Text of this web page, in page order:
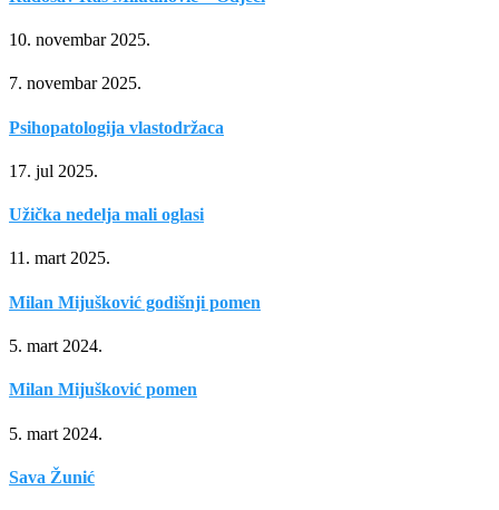
10. novembar 2025.
7. novembar 2025.
Psihopatologija vlastodržaca
17. jul 2025.
Užička nedelja mali oglasi
11. mart 2025.
Milan Mijušković godišnji pomen
5. mart 2024.
Milan Mijušković pomen
5. mart 2024.
Sava Žunić